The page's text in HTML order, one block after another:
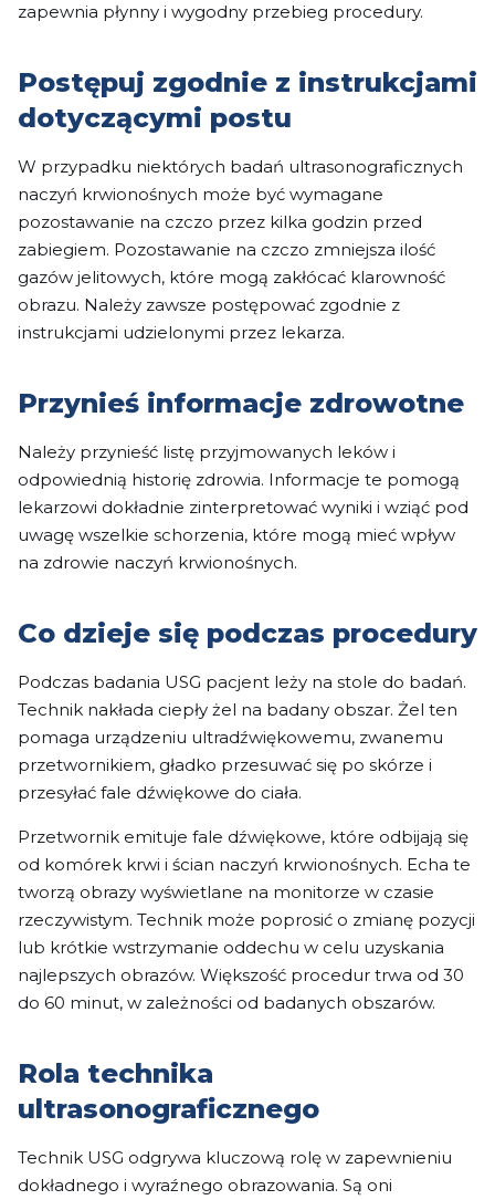
zapewnia płynny i wygodny przebieg procedury.
Postępuj zgodnie z instrukcjami
dotyczącymi postu
W przypadku niektórych badań ultrasonograficznych
naczyń krwionośnych może być wymagane
pozostawanie na czczo przez kilka godzin przed
zabiegiem. Pozostawanie na czczo zmniejsza ilość
gazów jelitowych, które mogą zakłócać klarowność
obrazu. Należy zawsze postępować zgodnie z
instrukcjami udzielonymi przez lekarza.
Przynieś informacje zdrowotne
Należy przynieść listę przyjmowanych leków i
odpowiednią historię zdrowia. Informacje te pomogą
lekarzowi dokładnie zinterpretować wyniki i wziąć pod
uwagę wszelkie schorzenia, które mogą mieć wpływ
na zdrowie naczyń krwionośnych.
Co dzieje się podczas procedury
Podczas badania USG pacjent leży na stole do badań.
Technik nakłada ciepły żel na badany obszar. Żel ten
pomaga urządzeniu ultradźwiękowemu, zwanemu
przetwornikiem, gładko przesuwać się po skórze i
przesyłać fale dźwiękowe do ciała.
Przetwornik emituje fale dźwiękowe, które odbijają się
od komórek krwi i ścian naczyń krwionośnych. Echa te
tworzą obrazy wyświetlane na monitorze w czasie
rzeczywistym. Technik może poprosić o zmianę pozycji
lub krótkie wstrzymanie oddechu w celu uzyskania
najlepszych obrazów. Większość procedur trwa od 30
do 60 minut, w zależności od badanych obszarów.
Rola technika
ultrasonograficznego
Technik USG odgrywa kluczową rolę w zapewnieniu
dokładnego i wyraźnego obrazowania. Są oni